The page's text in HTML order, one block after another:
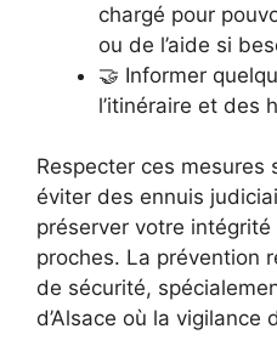
chargé pour
ou de l’aide si
🤝 Informer
l’itinéraire et des
Respecter ces mesures
éviter des ennuis
préserver votre
proches. La prévention
de sécurité,
d’Alsace où la